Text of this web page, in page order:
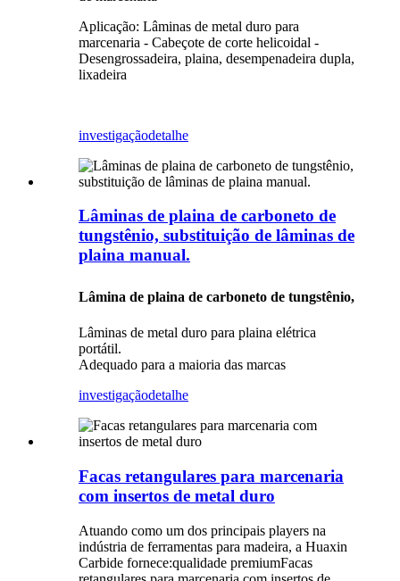
Aplicação: Lâminas de metal duro para
marcenaria - Cabeçote de corte helicoidal -
Desengrossadeira, plaina, desempenadeira dupla,
lixadeira
investigaçãodetalhe
Lâminas de plaina de carboneto de
tungstênio, substituição de lâminas de
plaina manual.
Lâmina de plaina de carboneto de tungstênio,
Lâminas de metal duro para plaina elétrica
portátil.
Adequado para a maioria das marcas
investigaçãodetalhe
Facas retangulares para marcenaria
com insertos de metal duro
Atuando como um dos principais players na
indústria de ferramentas para madeira, a Huaxin
Carbide fornece:qualidade premiumFacas